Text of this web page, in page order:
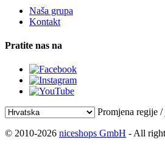
Naša grupa
Kontakt
Pratite nas na
Promjena regije
© 2010-2026 niceshops GmbH - All